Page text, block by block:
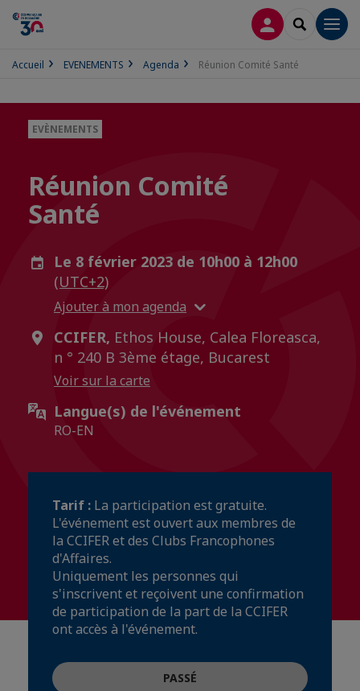
CONNEXION
Accueil EVENEMENTS Agenda Réunion Comité Santé
EVÈNEMENTS
Réunion Comité
Santé
Le 8 février 2023 de 10h00 à 12h00
(UTC+2)
Ajouter à mon agenda
CCIFER, Ethos House, Calea Floreasca,
n ° 240 B 3ème étage, Bucarest
Voir sur la carte
Langue(s) de l'événement
RO-EN
Tarif : La participation est gratuite.
L'événement est ouvert aux membres de
la CCIFER et des Clubs Francophones
d'Affaires.
Uniquement les personnes qui
s'inscrivent et reçoivent une confirmation
de participation de la part de la CCIFER
ont accès à l'événement.
PASSÉ